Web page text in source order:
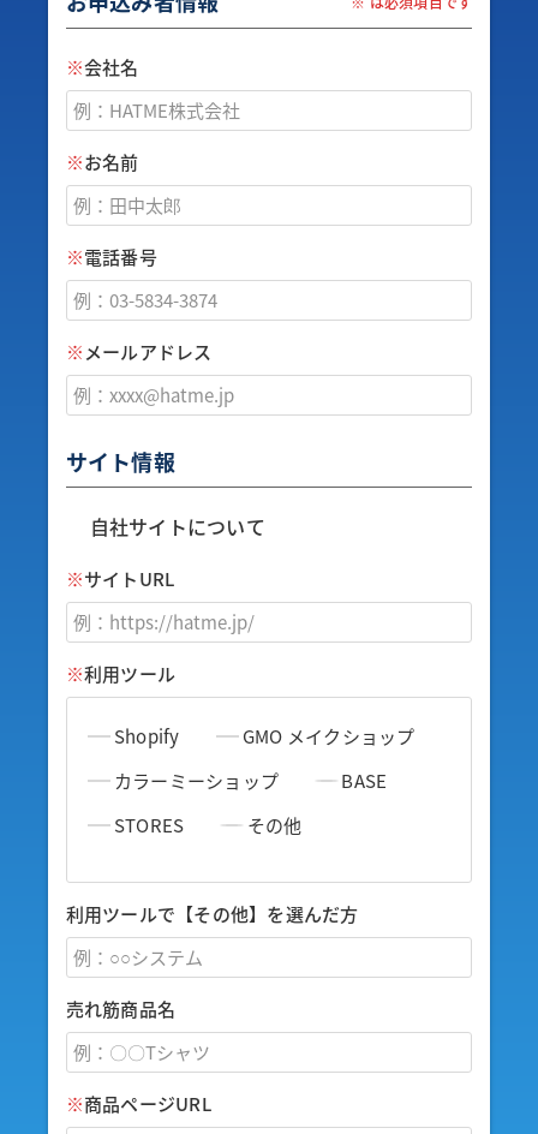
※会社名
※お名前
※電話番号
※ メールアドレス
サイト情報
自社サイトについて
※サイトURL
※利用ツール
Shopify
GMO メイクショップ
カラーミーショップ
BASE
STORES
その他
利用ツールで【その他】を選んだ方
売れ筋商品名
※商品ページURL